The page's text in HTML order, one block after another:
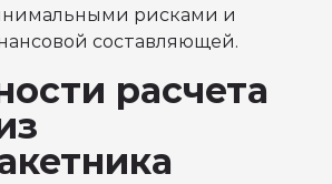
рисками и
составляющей.
расчета